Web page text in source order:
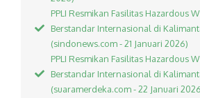
PPLI Resmikan Fasilitas Hazardous
Berstandar Internasional di
(sindonews.com - 21 Januari 2026)
PPLI Resmikan Fasilitas Hazardous
Berstandar Internasional di
(suaramerdeka.com - 22 Januari